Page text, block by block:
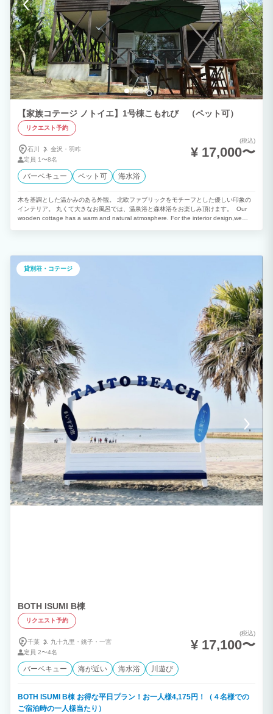
料 ￥3000 準備（セッティング）〜火起こし〜片付けまでこちらで行います オプショ
ン料金には炭代、紙皿、割り箸等消耗品費も含まれます。食材のみご用意ください ※
別途食材の代理発注も可能です２日前までに要予約、当日キャンセル不可 ＊＊＊＊＊
②貸切屋外バレルサウナ＊＊＊＊＊ 利用料 ￥3,500/人（3時間）2名様〜ご利用可
能（最大4名） バレルサウナ 整いチェア 水風呂（ポータブル浴槽一人１槽） サウ
ナポンチョ、セルフロウリュ ※サウナポンチョを用意しておりますが、屋外のため水
着をご持参ください ＊＊＊＊＊③釣り竿レンタル＊＊＊＊＊ レンタル料1000円/ 釣
り竿、サビキ釣り仕掛け、バケツ エサ（オキアミ）1パック1000円 その他の特記事項
・駐車場あり ・Wi-Fiあり ・室内禁煙（電子たばこ含）
【家族コテージ ノトイエ】1号棟こもれび （ペット可）
リクエスト予約
石川 金沢・ 羽咋
定員 1〜8名
(税込)
¥ 17,000〜
バーベキュー ペット可 海水浴
木を基調とした温かみのある外観。 北欧ファブリックをモチーフとした優しい印象の
インテリア。 丸くて大きなお風呂では、温泉浴と森林浴をお楽しみ頂けます。 Our
wooden cottage has a warm and natural atmosphere. For the interior design,we
貸別荘・コテージ
BOTH ISUMI B棟
リクエスト予約
千葉 九十九里・ 銚子・ 一宮
定員 2〜4名
(税込)
¥ 17,100〜
バーベキュー 海が近い 海水浴 川遊び
BOTH ISUMI B棟 お得な平日プラン！お一人様4,175円！（４名様での
ご宿泊時の一人様当たり）